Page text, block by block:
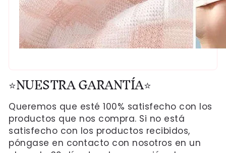
⭐NUESTRA GARANTÍA⭐
Queremos que esté 100% satisfecho con los
productos que nos compra. Si no está
satisfecho con los productos recibidos,
póngase en contacto con nosotros en un